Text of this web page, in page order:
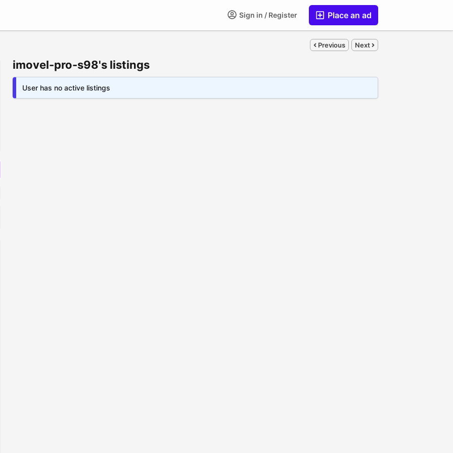
Place an ad
Sign in / Register
Previous Next
imovel-pro-s98's listings
User has no active listings